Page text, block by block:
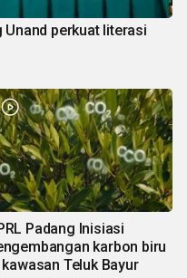
Unand perkuat literasi
Padang Inisiasi
karbon biru
kawasan Teluk Bayur